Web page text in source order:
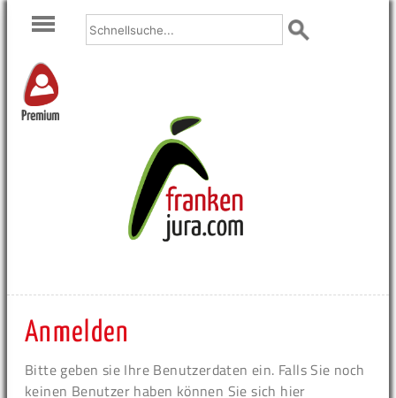
Premium
Anmelden
Bitte geben sie Ihre Benutzerdaten ein. Falls Sie noch
keinen Benutzer haben können Sie sich hier